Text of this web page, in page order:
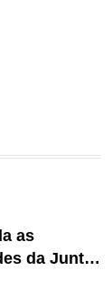
as
da Junta
Ver